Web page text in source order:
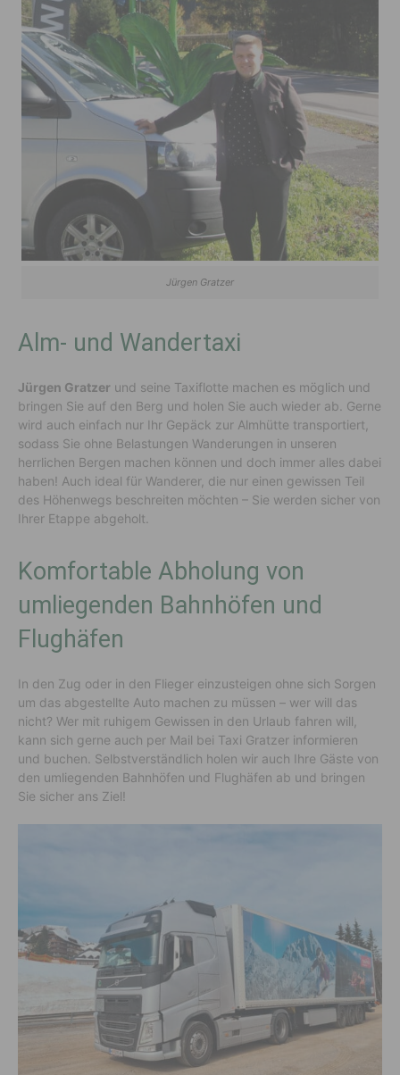
Jürgen Gratzer
Alm- und Wandertaxi
Jürgen Gratzer und seine Taxiflotte machen es möglich und
bringen Sie auf den Berg und holen Sie auch wieder ab. Gerne
wird auch einfach nur Ihr Gepäck zur Almhütte transportiert,
sodass Sie ohne Belastungen Wanderungen in unseren
herrlichen Bergen machen können und doch immer alles dabei
haben! Auch ideal für Wanderer, die nur einen gewissen Teil
des Höhenwegs beschreiten möchten – Sie werden sicher von
Ihrer Etappe abgeholt.
Komfortable Abholung von
umliegenden Bahnhöfen und
Flughäfen
In den Zug oder in den Flieger einzusteigen ohne sich Sorgen
um das abgestellte Auto machen zu müssen – wer will das
nicht? Wer mit ruhigem Gewissen in den Urlaub fahren will,
kann sich gerne auch per Mail bei Taxi Gratzer informieren
und buchen. Selbstverständlich holen wir auch Ihre Gäste von
den umliegenden Bahnhöfen und Flughäfen ab und bringen
Sie sicher ans Ziel!